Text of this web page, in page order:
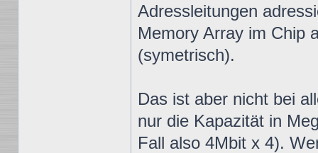
Adressleitungen
Memory Array im Chip
(symetrisch).
Das ist aber nicht bei
nur die Kapazität in
Fall also 4Mbit x 4).